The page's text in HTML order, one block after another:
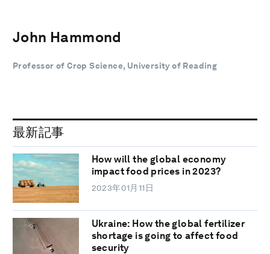
John Hammond
Professor of Crop Science, University of Reading
最新記事
How will the global economy
impact food prices in 2023?
2023年01月11日
Ukraine: How the global fertilizer
shortage is going to affect food
security